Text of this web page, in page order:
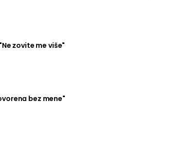
zovite me više"
bez mene"